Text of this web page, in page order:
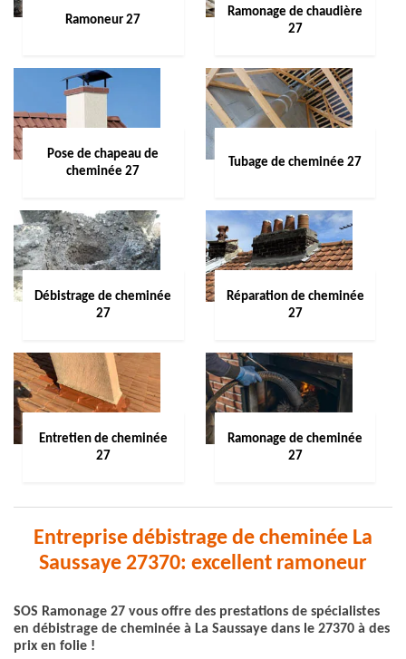
Ramoneur 27
Ramonage de chaudière
27
Pose de chapeau de
cheminée 27
Tubage de cheminée 27
Débistrage de cheminée
27
Réparation de cheminée
27
Entretien de cheminée
27
Ramonage de cheminée
27
Entreprise débistrage de cheminée La
Saussaye 27370: excellent ramoneur
SOS Ramonage 27 vous offre des prestations de spécialistes
en débistrage de cheminée à La Saussaye dans le 27370 à des
prix en folie !